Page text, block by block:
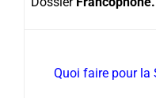
Quoi faire pour la